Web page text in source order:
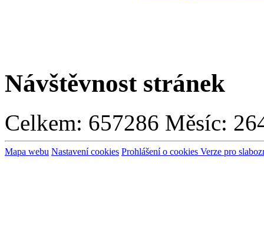
Návštěvnost stránek
Celkem: 657286 Měsíc:
Mapa webu Nastavení cookies Prohlášení o cookies Verze pro